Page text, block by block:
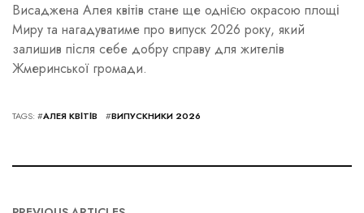
Висаджена Алея квітів стане ще однією окрасою площі
Миру та нагадуватиме про випуск 2026 року, який
залишив після себе добру справу для жителів
Жмеринської громади.
TAGS: #АЛЕЯ КВІТІВ #ВИПУСКНИКИ 2026